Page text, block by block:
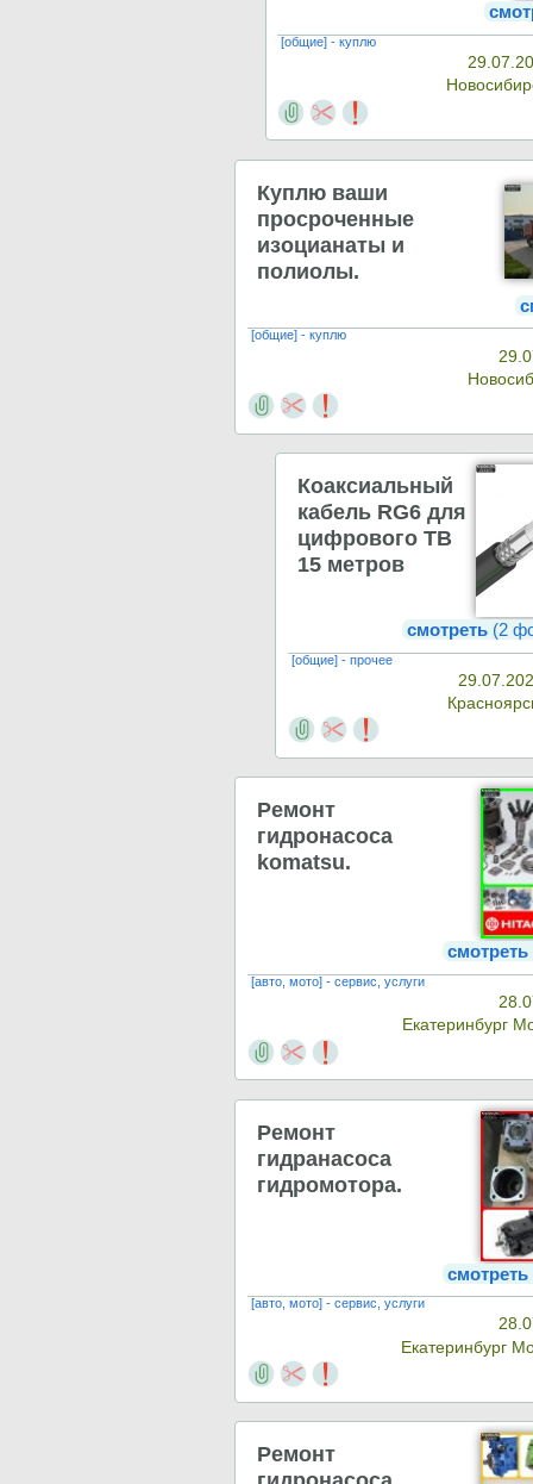
[общие] - куплю
Куплю ваши
просроченные
изоцианаты и
полиолы.
[общие] - куплю
Коаксиальный
кабель RG6 для
цифрового ТВ
15 метров
смотреть(2
[общие] - прочее
Ремонт
гидронасоса
komatsu.
смотреть
[авто, мото] - сервис, услуги
Екатеринбург
Ремонт
гидранасоса
гидромотора.
смотреть
[авто, мото] - сервис, услуги
Екатеринбург
Ремонт